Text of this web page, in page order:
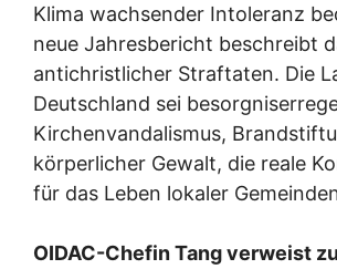
Klima wachsender Intoleranz
neue Jahresbericht beschreibt
antichristlicher Straftaten. Die
Deutschland sei
Kirchenvandalismus,
körperlicher Gewalt, die reale
für das Leben lokaler
OIDAC-Chefin Tang verweist